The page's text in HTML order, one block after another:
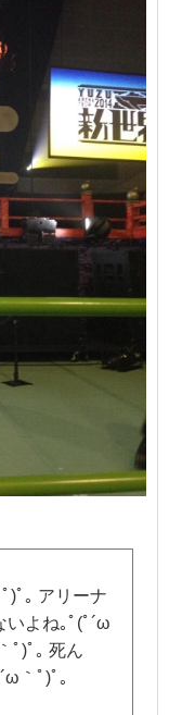
)ﾟ｡ アリーナ
いよね｡ﾟ(ﾟ´ω
ﾟ)ﾟ｡ 死ん
｀ﾟ)ﾟ｡